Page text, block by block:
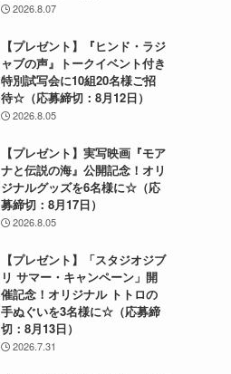
2026.8.07
【プレゼント】『ヒンド・ラジ
ャブの声』トークイベント付き
特別試写会に10組20名様ご招
待☆（応募締切：8月12日）
2026.8.05
【プレゼント】実写映画『モア
ナと伝説の海』公開記念！オリ
ジナルグッズを6名様に☆（応
募締切：8月17日）
2026.8.05
【プレゼント】「スタジオジブ
リ サマー・キャンペーン」開
催記念！オリジナル トトロの
手ぬぐいを3名様に☆（応募締
切：8月13日）
2026.7.31